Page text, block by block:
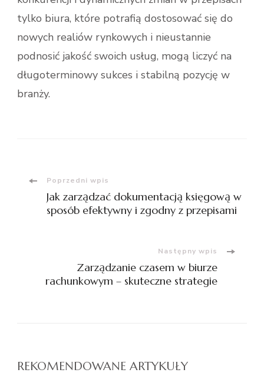
tylko biura, które potrafią dostosować się do
nowych realiów rynkowych i nieustannie
podnosić jakość swoich usług, mogą liczyć na
długoterminowy sukces i stabilną pozycję w
branży.
Nawigacja
wpisu
Poprzedni wpis
Jak zarządzać dokumentacją księgową w
sposób efektywny i zgodny z przepisami
Następny wpis
Zarządzanie czasem w biurze
rachunkowym – skuteczne strategie
REKOMENDOWANE ARTYKUŁY